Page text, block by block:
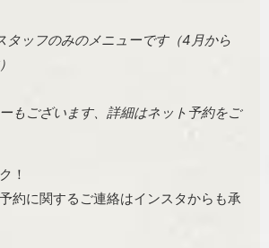
タッフのみのメニューです（4月から
もございます、詳細はネット予約をご
！
約に関するご連絡はインスタからも承